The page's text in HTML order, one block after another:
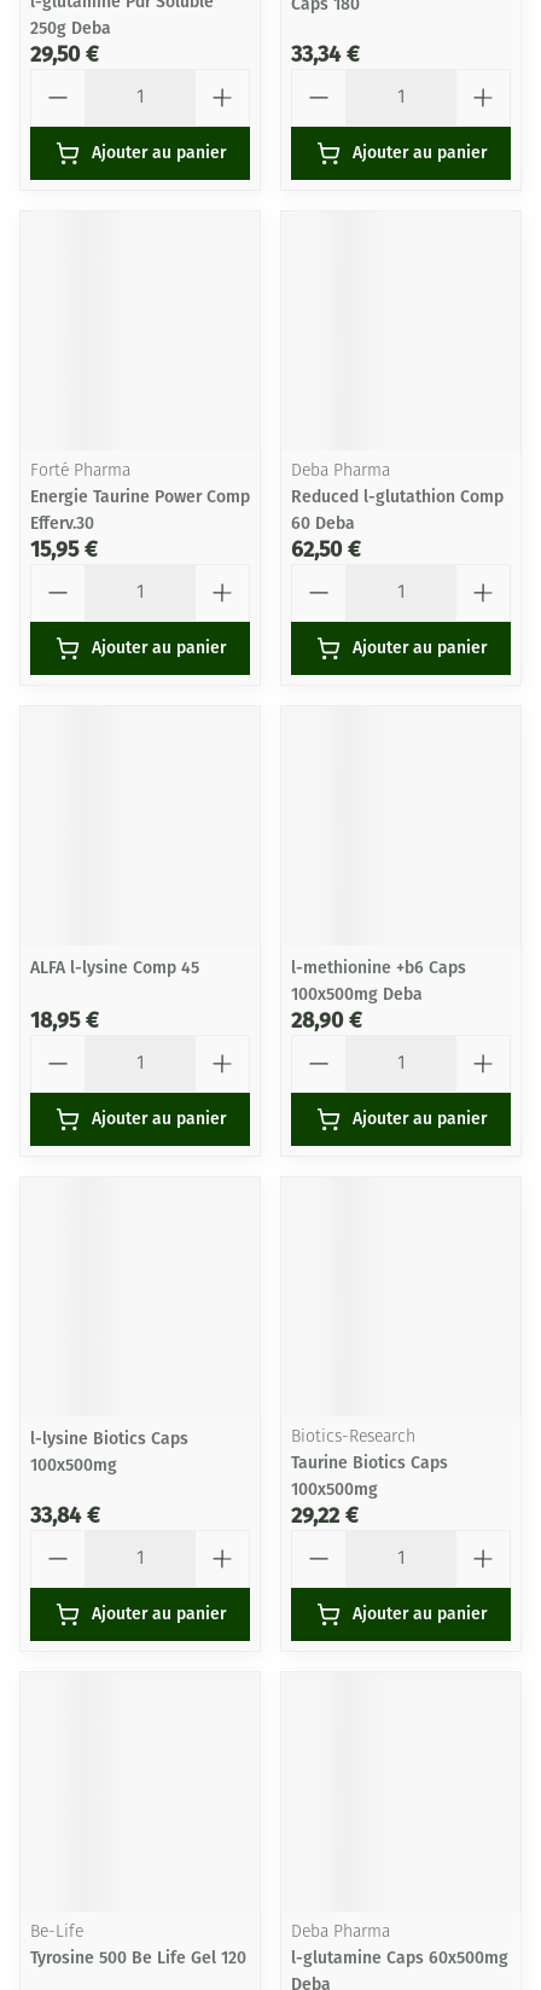
250g Deba
29,50 €
Ajouter au panier
Caps 180
33,34 €
Ajouter au panier
Forté Pharma
Energie Taurine Power Comp
Efferv.30
15,95 €
Ajouter au panier
Deba Pharma
Reduced l-glutathion Comp
60 Deba
62,50 €
Ajouter au panier
ALFA l-lysine Comp 45
18,95 €
Ajouter au panier
l-methionine +b6 Caps
100x500mg Deba
28,90 €
Ajouter au panier
l-lysine Biotics Caps
100x500mg
33,84 €
Ajouter au panier
Biotics-Research
Taurine Biotics Caps
100x500mg
29,22 €
Ajouter au panier
Be-Life
Tyrosine 500 Be Life Gel 120
Deba Pharma
l-glutamine Caps 60x500mg
Deba